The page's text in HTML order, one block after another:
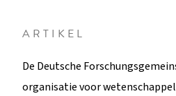
ARTIKEL
De Deutsche
organisatie voor